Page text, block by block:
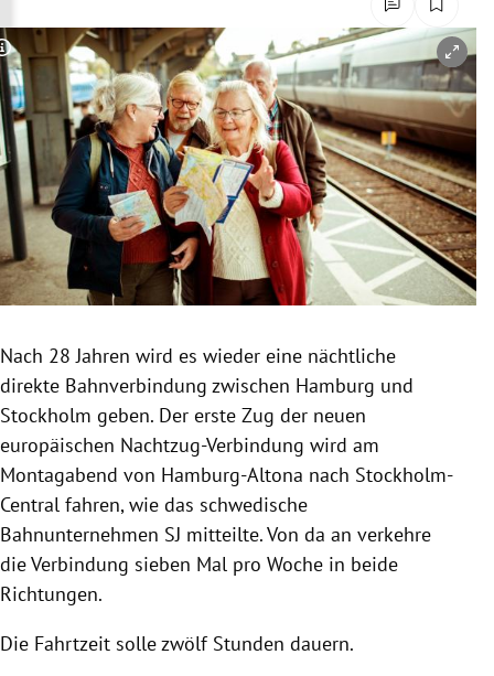
Untermenü
Untermenü
Untermenü
Untermenü
Untermenü
Untermenü
Untermenü
Copyright-Hinweis öffnen/schließen
Nach 28 Jahren wird es wieder eine nächtliche
direkte Bahnverbindung zwischen Hamburg und
Stockholm geben. Der erste Zug der neuen
europäischen Nachtzug-Verbindung wird am
Montagabend von Hamburg-Altona nach Stockholm-
Central fahren, wie das schwedische
Bahnunternehmen SJ mitteilte. Von da an verkehre
die Verbindung sieben Mal pro Woche in beide
Richtungen.
Die Fahrtzeit solle zwölf Stunden dauern.